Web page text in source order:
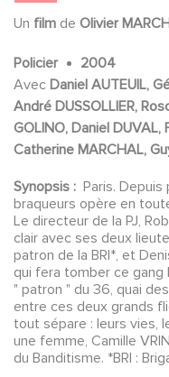
Un film de Olivier
Policier
2004
Avec Daniel AUTEUIL,
André DUSSOLLIER,
GOLINO, Daniel DUVAL,
Catherine MARCHAL,
CONSIGNY, Mylène
AUTEUIL, Olivier
METZGER, Solène
Eric DEFOSSE, Ivan
Christophe ROUZAUD,
Patrick MEDIONI, Serge
GUERRIB, Cyrille
Anna
BERTHILLOT, Jo
Synopsis : Paris. Depuis
braqueurs opère en
Le directeur de la PJ,
clair avec ses deux
patron de la BRI*, et
qui fera tomber ce gang
" patron " du 36, quai
entre ces deux grands
tout sépare : leurs vies,
une femme, Camille
du Banditisme. *BRI :